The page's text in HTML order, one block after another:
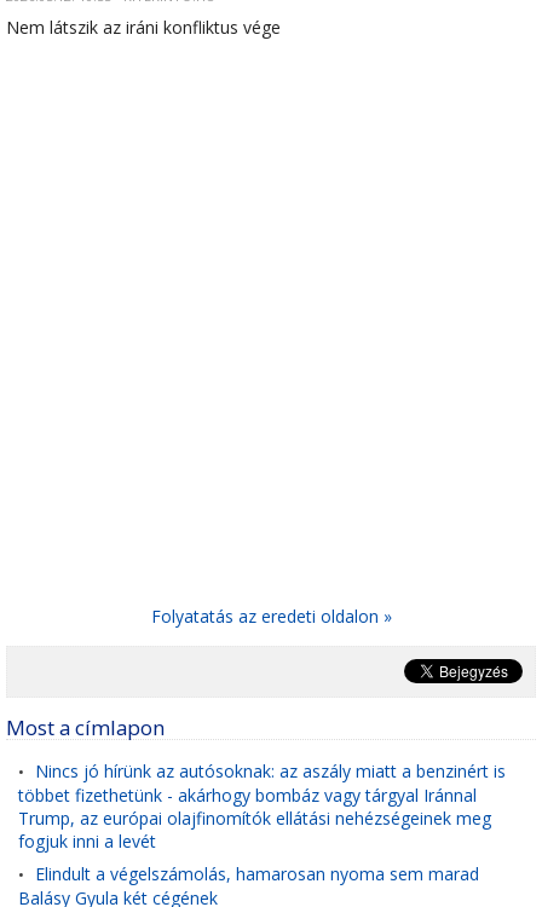
Nem látszik az iráni konfliktus vége
Folyatatás az eredeti oldalon »
Most a címlapon
• Nincs jó hírünk az autósoknak: az aszály miatt a benzinért is
többet fizethetünk - akárhogy bombáz vagy tárgyal Iránnal
Trump, az európai olajfinomítók ellátási nehézségeinek meg
fogjuk inni a levét
• Elindult a végelszámolás, hamarosan nyoma sem marad
Balásy Gyula két cégének